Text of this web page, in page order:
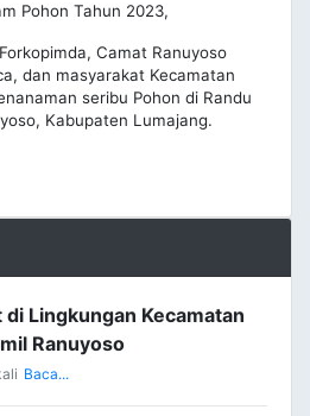
Pohon Tahun 2023,
Camat Ranuyoso
dan masyarakat Kecamatan
seribu Pohon di Randu
Kabupaten Lumajang.
di Lingkungan Kecamatan
Ranuyoso
Baca...